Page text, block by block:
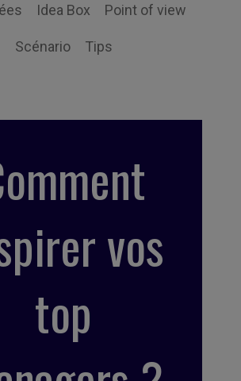
Idea Box Point of view
Scénario Tips
vos
top